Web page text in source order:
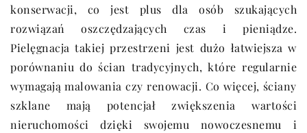
konserwacji, co jest plus dla osób szukających
rozwiązań oszczędzających czas i pieniądze.
Pielęgnacja takiej przestrzeni jest dużo łatwiejsza w
porównaniu do ścian tradycyjnych, które regularnie
wymagają malowania czy renowacji. Co więcej, ściany
szklane mają potencjał zwiększenia wartości
nieruchomości dzięki swojemu nowoczesnemu i